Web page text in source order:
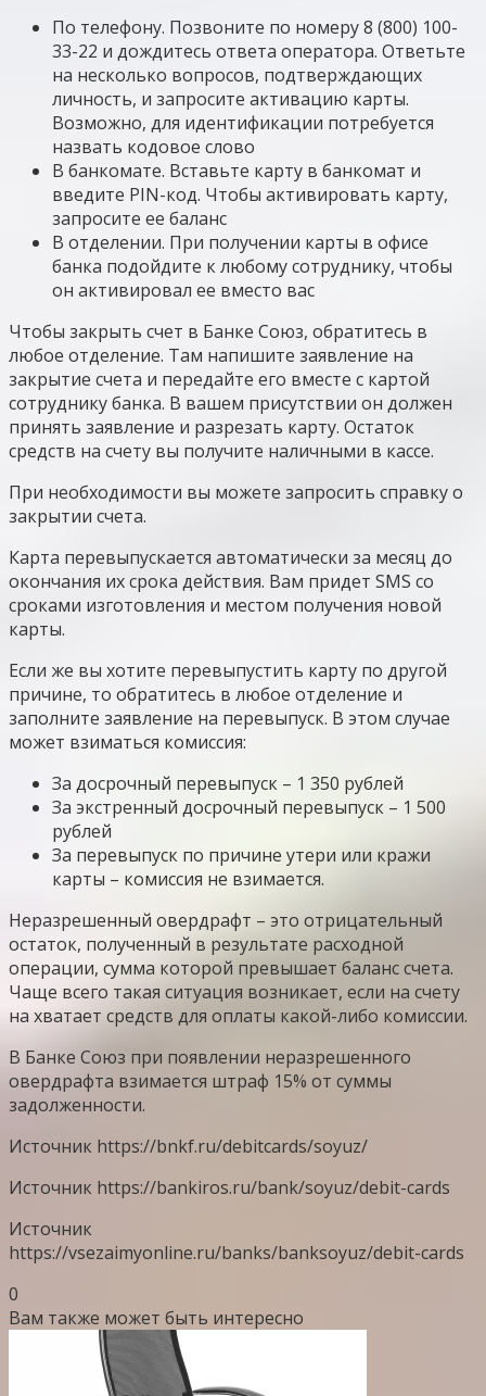
По телефону. Позвоните по номеру 8 (800) 100-
33-22 и дождитесь ответа оператора. Ответьте
на несколько вопросов, подтверждающих
личность, и запросите активацию карты.
Возможно, для идентификации потребуется
назвать кодовое слово
В банкомате. Вставьте карту в банкомат и
введите PIN-код. Чтобы активировать карту,
запросите ее баланс
В отделении. При получении карты в офисе
банка подойдите к любому сотруднику, чтобы
он активировал ее вместо вас
Чтобы закрыть счет в Банке Союз, обратитесь в
любое отделение. Там напишите заявление на
закрытие счета и передайте его вместе с картой
сотруднику банка. В вашем присутствии он должен
принять заявление и разрезать карту. Остаток
средств на счету вы получите наличными в кассе.
При необходимости вы можете запросить справку о
закрытии счета.
Карта перевыпускается автоматически за месяц до
окончания их срока действия. Вам придет SMS со
сроками изготовления и местом получения новой
карты.
Если же вы хотите перевыпустить карту по другой
причине, то обратитесь в любое отделение и
заполните заявление на перевыпуск. В этом случае
может взиматься комиссия:
За досрочный перевыпуск – 1 350 рублей
За экстренный досрочный перевыпуск – 1 500
рублей
За перевыпуск по причине утери или кражи
карты – комиссия не взимается.
Неразрешенный овердрафт – это отрицательный
остаток, полученный в результате расходной
операции, сумма которой превышает баланс счета.
Чаще всего такая ситуация возникает, если на счету
на хватает средств для оплаты какой-либо комиссии.
В Банке Союз при появлении неразрешенного
овердрафта взимается штраф 15% от суммы
задолженности.
Источник https://bnkf.ru/debitcards/soyuz/
Источник https://bankiros.ru/bank/soyuz/debit-cards
Источник
https://vsezaimyonline.ru/banks/banksoyuz/debit-cards
0
Вам также может быть интересно